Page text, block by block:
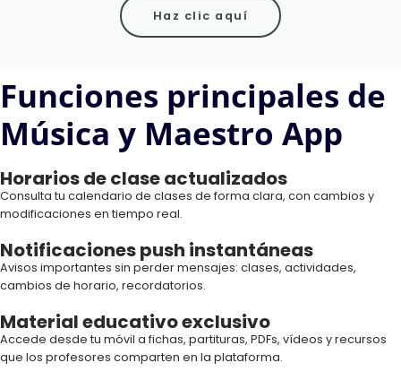
Haz clic aquí
Funciones principales de
Música y Maestro App
Horarios de clase actualizados
Consulta tu calendario de clases de forma clara, con cambios y
modificaciones en tiempo real.
Notificaciones push instantáneas
Avisos importantes sin perder mensajes: clases, actividades,
cambios de horario, recordatorios.
Material educativo exclusivo
Accede desde tu móvil a fichas, partituras, PDFs, vídeos y recursos
que los profesores comparten en la plataforma.